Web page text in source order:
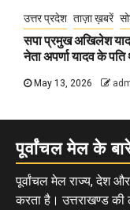
उत्तर प्रदेश ताज़ा ख़बरें
सपा प्रमुख अखिलेश
नेता अपर्णा यादव के
May 13, 2026
पूर्वांचल मेल के
पूर्वांचल मेल राज्य, देश
करता है। उत्तराखण्ड